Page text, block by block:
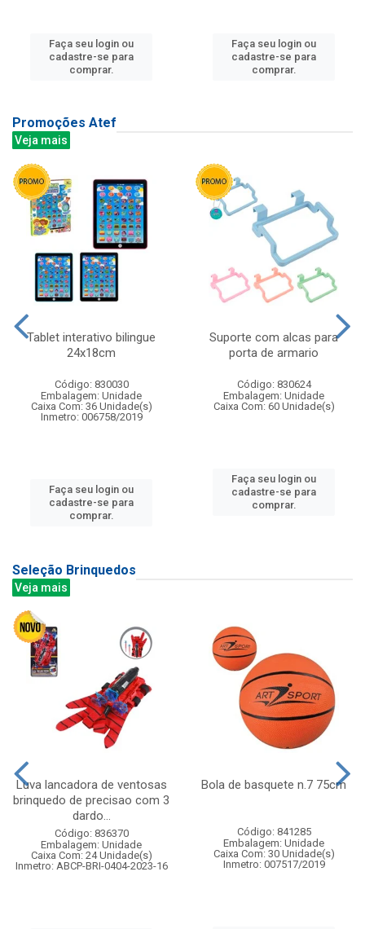
Faça seu login ou
cadastre-se para
comprar.
Faça seu login ou
cadastre-se para
comprar.
Promoções Atef
Veja mais
Tablet interativo bilingue
24x18cm
Código: 830030
Embalagem: Unidade
Caixa Com: 36 Unidade(s)
Inmetro: 006758/2019
Faça seu login ou
cadastre-se para
comprar.
Suporte com alcas para
porta de armario
Código: 830624
Embalagem: Unidade
Caixa Com: 60 Unidade(s)
Faça seu login ou
cadastre-se para
comprar.
Seleção Brinquedos
Veja mais
Luva lancadora de ventosas
brinquedo de precisao com 3
dardo...
Código: 836370
Embalagem: Unidade
Caixa Com: 24 Unidade(s)
Inmetro: ABCP-BRI-0404-2023-16
Bola de basquete n.7 75cm
Código: 841285
Embalagem: Unidade
Caixa Com: 30 Unidade(s)
Inmetro: 007517/2019